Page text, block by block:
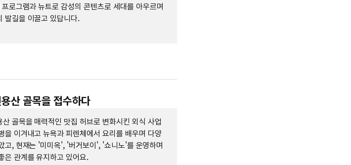
로그램과 뉴트로 감성의 콘텐츠로 세대를 아우르며
발길을 이끌고 있답니다.
산 골목을 접수하다
산 골목을 매력적인 맛집 허브로 변화시킨 외식 사업
을 이겨내고 뉴욕과 피렌체에서 요리를 배우며 다양
고, 현재는 '미미옥', '버거보이', '쇼니노'를 운영하며
은 관계를 유지하고 있어요.